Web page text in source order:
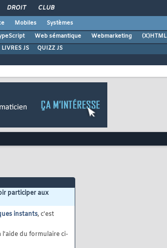
DROIT CLUB
Mobiles
Systèmes
Web sémantique Webmarketing
(X)HTML
LIVRES JS QUIZZ JS
participer aux
instants, c'est
l'aide du formulaire ci-